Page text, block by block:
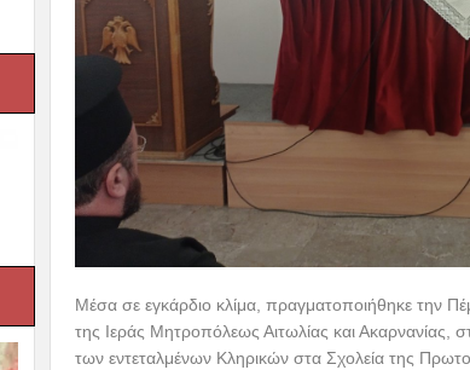
Μέσα σε εγκάρδιο κλίμα, πραγματοποιήθηκε την
της Ιεράς Μητροπόλεως Αιτωλίας και
των εντεταλμένων Κληρικών στα Σχολεία της